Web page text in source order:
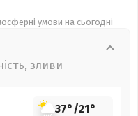
умови на сьогодні
зливи
37°/21°